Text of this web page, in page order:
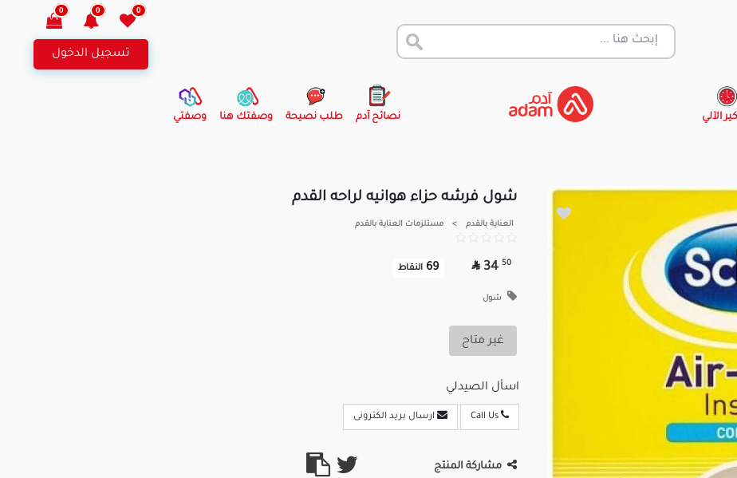
0
0
0
تسجيل الدخول
الآلي نصائح آدم طلب نصيحة وصفتك هنا وصفتي
شول فرشه حزاء هوانيه لراحه القدم
العناية بالقدم > مستلزمات العناية بالقدم
50
34

69 النقاط
شول
غير متاح
اسأل الصيدلي
Call Us ارسال بريد الكترونى
مشاركة المنتج